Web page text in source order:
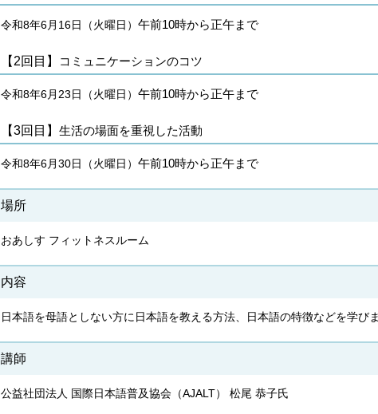
令和8年6月16日（火曜日） 午前10時から正午まで
【2回目】 コミュニケーションのコツ
令和8年6月23日（火曜日） 午前10時から正午まで
【3回目】 生活の場面を重視した活動
令和8年6月30日（火曜日） 午前10時から正午まで
場所
おあしす フィットネスルーム
内容
日本語を母語としない方に日本語を教える方法、日本語の特徴などを学び
講師
公益社団法人 国際日本語普及協会（AJALT） 松尾 恭子氏